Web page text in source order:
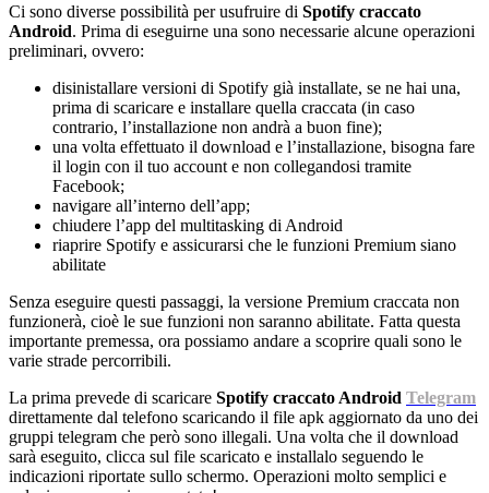
Ci sono diverse possibilità per usufruire di Spotify craccato
Android. Prima di eseguirne una sono necessarie alcune operazioni
preliminari, ovvero:
disinistallare versioni di Spotify già installate, se ne hai una,
prima di scaricare e installare quella craccata (in caso
contrario, l’installazione non andrà a buon fine);
una volta effettuato il download e l’installazione, bisogna fare
il login con il tuo account e non collegandosi tramite
Facebook;
navigare all’interno dell’app;
chiudere l’app del multitasking di Android
riaprire Spotify e assicurarsi che le funzioni Premium siano
abilitate
Senza eseguire questi passaggi, la versione Premium craccata non
funzionerà, cioè le sue funzioni non saranno abilitate. Fatta questa
importante premessa, ora possiamo andare a scoprire quali sono le
varie strade percorribili.
La prima prevede di scaricare Spotify craccato Android Telegram
direttamente dal telefono scaricando il file apk aggiornato da uno dei
gruppi telegram che però sono illegali. Una volta che il download
sarà eseguito, clicca sul file scaricato e installalo seguendo le
indicazioni riportate sullo schermo. Operazioni molto semplici e